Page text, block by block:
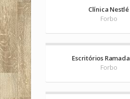
Clínica Nestlé
Forbo
Escritórios
Forbo